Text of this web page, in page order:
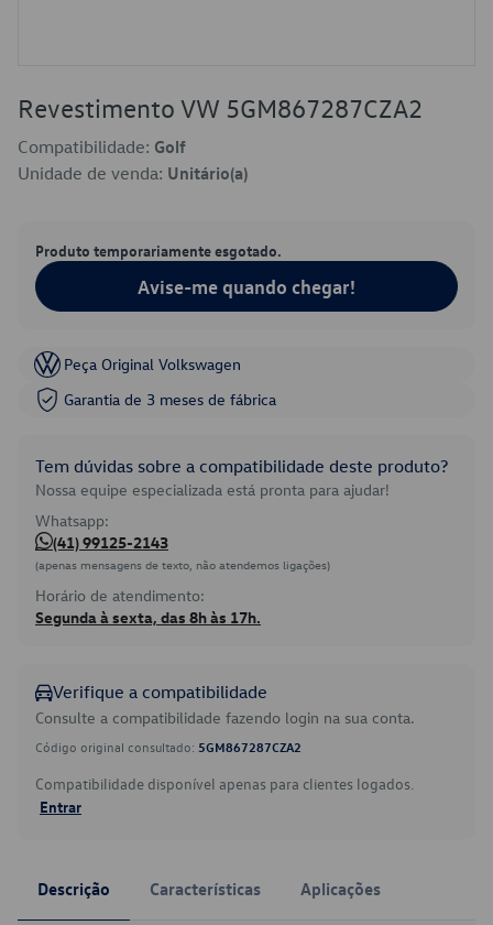
Revestimento VW 5GM867287CZA2
Compatibilidade: Golf
Unidade de venda: Unitário(a)
Produto temporariamente esgotado.
Avise-me quando chegar!
Peça Original Volkswagen
Garantia de 3 meses de fábrica
Tem dúvidas sobre a compatibilidade deste produto?
Nossa equipe especializada está pronta para ajudar!
Whatsapp:
(41) 99125-2143
(apenas mensagens de texto, não atendemos ligações)
Horário de atendimento:
Segunda à sexta, das 8h às 17h.
Verifique a compatibilidade
Consulte a compatibilidade fazendo login na sua conta.
Código original consultado: 5GM867287CZA2
Compatibilidade disponível apenas para clientes logados.
Entrar
Descrição Características Aplicações